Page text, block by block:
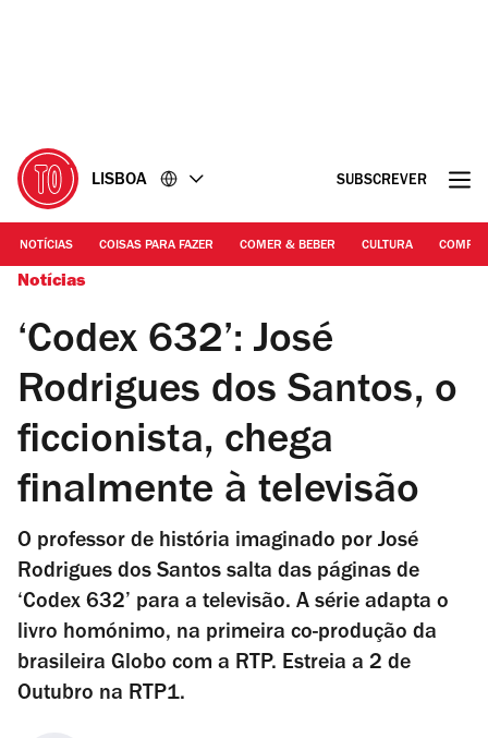
LISBOA SUBSCREVER
NOTÍCIAS COISAS PARA FAZER COMER & BEBER CULTURA
Notícias
‘Codex 632’: José
Rodrigues dos Santos, o
ficcionista, chega
finalmente à televisão
O professor de história imaginado por José
Rodrigues dos Santos salta das páginas de
‘Codex 632’ para a televisão. A série adapta o
livro homónimo, na primeira co-produção da
brasileira Globo com a RTP. Estreia a 2 de
Outubro na RTP1.